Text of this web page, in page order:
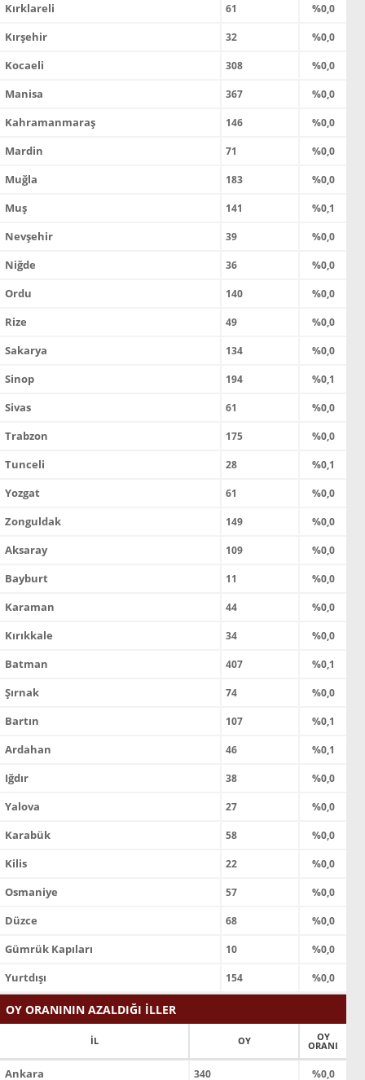
Kırklareli 61 %0,0
Kırşehir 32 %0,0
Kocaeli 308 %0,0
Manisa 367 %0,0
Kahramanmaraş 146 %0,0
Mardin 71 %0,0
Muğla 183 %0,0
Muş 141 %0,1
Nevşehir 39 %0,0
Niğde 36 %0,0
Ordu 140 %0,0
Rize 49 %0,0
Sakarya 134 %0,0
Sinop 194 %0,1
Sivas 61 %0,0
Trabzon 175 %0,0
Tunceli 28 %0,1
Yozgat 61 %0,0
Zonguldak 149 %0,0
Aksaray 109 %0,0
Bayburt 11 %0,0
Karaman 44 %0,0
Kırıkkale 34 %0,0
Batman 407 %0,1
Şırnak 74 %0,0
Bartın 107 %0,1
Ardahan 46 %0,1
Iğdır 38 %0,0
Yalova 27 %0,0
Karabük 58 %0,0
Kilis 22 %0,0
Osmaniye 57 %0,0
Düzce 68 %0,0
Gümrük Kapıları 10 %0,0
Yurtdışı 154 %0,0
OY ORANININ AZALDIĞI İLLER
İL OY OY
ORANI
Ankara 340 %0,0